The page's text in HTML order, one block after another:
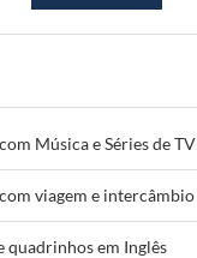
Música e Séries de TV
viagem e intercâmbio
quadrinhos em Inglês